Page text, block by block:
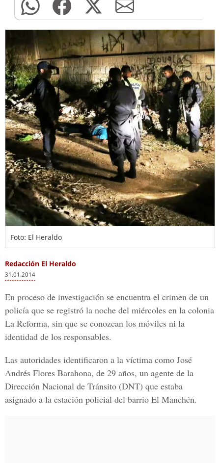
Foto: El Heraldo
Redacción El Heraldo
31.01.2014
En proceso de investigación se encuentra el crimen de un
policía que se registró la noche del miércoles en la colonia
La Reforma, sin que se conozcan los móviles ni la
identidad de los responsables.
Las autoridades identificaron a la víctima como José
Andrés Flores Barahona, de 29 años, un agente de la
Dirección Nacional de Tránsito (DNT) que estaba
asignado a la estación policial del barrio El Manchén.